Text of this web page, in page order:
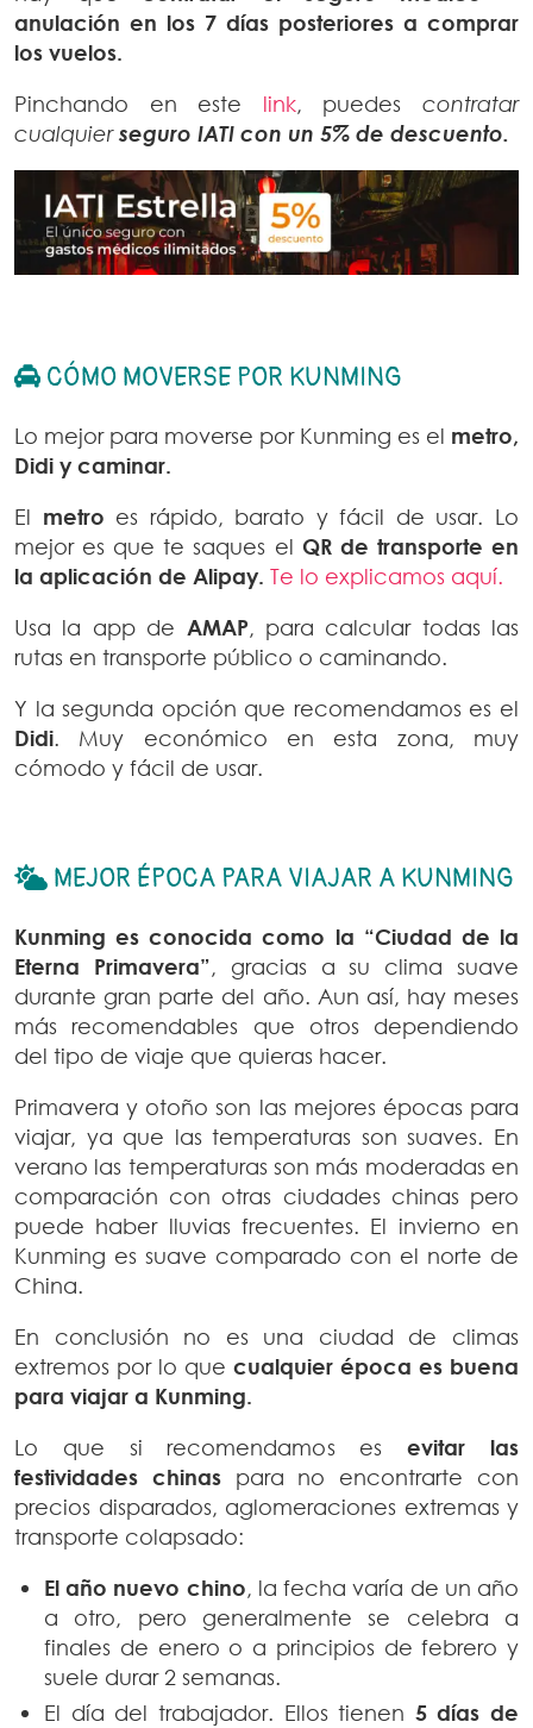
anulación en los 7 días posteriores a comprar
los vuelos.
Pinchando en este link, puedescontratar
cualquierseguro IATI con un 5% de descuento.
CÓMO MOVERSE POR KUNMING
Lo mejor para moverse por Kunming es el metro,
Didi y caminar.
El metro es rápido, barato y fácil de usar. Lo
mejor es que te saques el QR de transporte en
la aplicación de Alipay. Te lo explicamos aquí.
Usa la app de AMAP, para calcular todas las
rutas en transporte público o caminando.
Y la segunda opción que recomendamos es el
Didi. Muy económico en esta zona, muy
cómodo y fácil de usar.
MEJOR ÉPOCA PARA VIAJAR A KUNMING
Kunming es conocida como la “Ciudad de la
Eterna Primavera”, gracias a su clima suave
durante gran parte del año. Aun así, hay meses
más recomendables que otros dependiendo
del tipo de viaje que quieras hacer.
Primavera y otoño son las mejores épocas para
viajar, ya que las temperaturas son suaves. En
verano las temperaturas son más moderadas en
comparación con otras ciudades chinas pero
puede haber lluvias frecuentes. El invierno en
Kunming es suave comparado con el norte de
China.
En conclusión no es una ciudad de climas
extremos por lo que cualquier época es buena
para viajar a Kunming.
Lo que si recomendamos esevitar las
festividades chinaspara no encontrarte con
precios disparados, aglomeraciones extremas y
transporte colapsado:
El año nuevo chino, la fecha varía de un año
a otro, pero generalmente se celebra a
finales de enero o a principios de febrero y
suele durar 2 semanas.
El día del trabajador. Ellos tienen 5 días de